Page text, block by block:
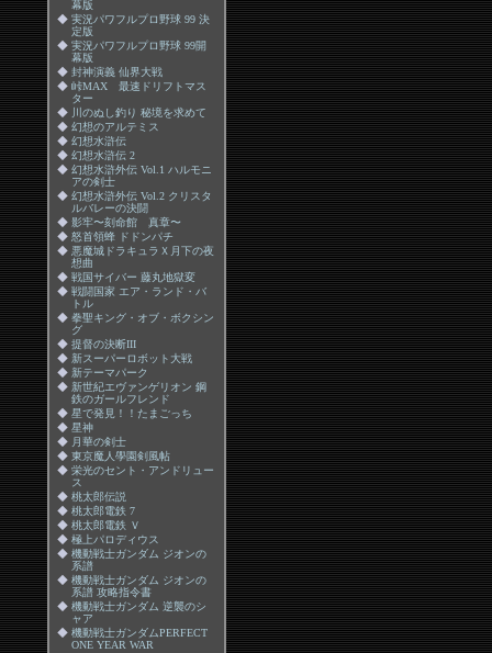
幕版
◆ 実況パワフルプロ野球 99 決
定版
◆ 実況パワフルプロ野球 99開
幕版
◆ 封神演義 仙界大戦
◆ 峠MAX 最速ドリフトマス
ター
◆
川のぬし釣り 秘境を求めて
◆ 幻想のアルテミス
◆ 幻想水滸伝
◆ 幻想水滸伝 2
◆ 幻想水滸外伝 Vol.1 ハルモニ
アの剣士
◆ 幻想水滸外伝 Vol.2 クリスタ
ルバレーの決闘
◆ 影牢〜刻命館 真章〜
◆ 怒首領蜂 ドドンパチ
◆ 悪魔城ドラキュラＸ月下の夜
想曲
◆ 戦国サイバー 藤丸地獄変
◆ 戦闘国家 エア・ランド・バ
トル
◆ 拳聖キング・オブ・ボクシン
グ
◆ 提督の決断III
◆ 新スーパーロボット大戦
◆ 新テーマパーク
◆ 新世紀エヴァンゲリオン 鋼
鉄のガールフレンド
◆ 星で発見！！たまごっち
◆ 星神
◆ 月華の剣士
◆ 東京魔人學園剣風帖
◆ 栄光のセント・アンドリュー
ス
◆ 桃太郎伝説
◆ 桃太郎電鉄 7
◆ 桃太郎電鉄 Ｖ
◆ 極上パロディウス
◆ 機動戦士ガンダム ジオンの
系譜
◆ 機動戦士ガンダム ジオンの
系譜 攻略指令書
◆ 機動戦士ガンダム 逆襲のシ
ャア
◆ 機動戦士ガンダムPERFECT
ONE YEAR WAR